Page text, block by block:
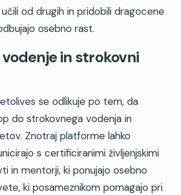
od drugih in pridobili dragocene
osebno rast.
in strokovni
se odlikuje po tem, da
do strokovnega vodenja in
Znotraj platforme lahko
s certificiranimi življenjskimi
in mentorji, ki ponujajo osebno
ki posameznikom pomagajo pri